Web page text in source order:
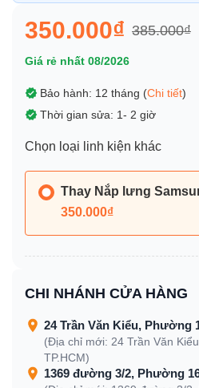
350.000₫ 385.000₫
Giá rẻ nhất 08/2026
Bảo hành: 12 tháng (Chi tiết)
Thời gian sửa: 1- 2 giờ
Chọn loại linh kiện khác
Thay Nắp lưng
350.000₫
CHI NHÁNH CỬA HÀNG
24 Trần Văn Kiểu, Phường
(Địa chỉ mới: 24 Trần Văn
TP.HCM)
1369 đường 3/2, Phường